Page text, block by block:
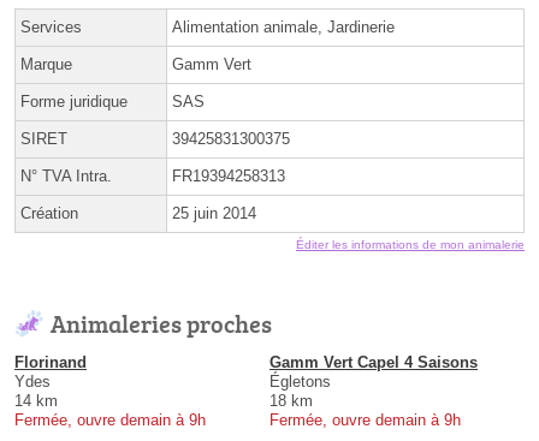
Services Alimentation animale, Jardinerie
Marque Gamm Vert
Forme juridique SAS
SIRET 39425831300375
N° TVA Intra. FR19394258313
Création 25 juin 2014
Éditer les informations de mon animalerie
Animaleries proches
Florinand
Ydes
14 km
Fermée, ouvre demain à 9h
Gamm Vert Capel 4 Saisons
Égletons
18 km
Fermée, ouvre demain à 9h